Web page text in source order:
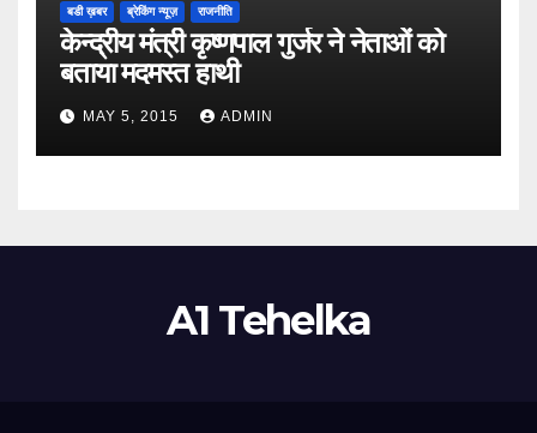
बडी ख़बर ब्रेकिंग न्यूज़ राजनीति
केन्द्रीय मंत्री कृष्णपाल गुर्जर ने नेताओं को
बताया मदमस्त हाथी
MAY 5, 2015 ADMIN
A1 Tehelka